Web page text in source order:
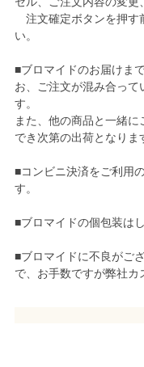
注文確定ボタンを押す
い。
■ブロマイドのお届けま
お、ご注文が混み合って
す。
また、他の商品と一緒
でき次第の出荷となりま
■コンビニ決済をご利用
す。
■ブロマイドの個包装は
■ブロマイドに不良がご
で、お手数ですが弊社カ